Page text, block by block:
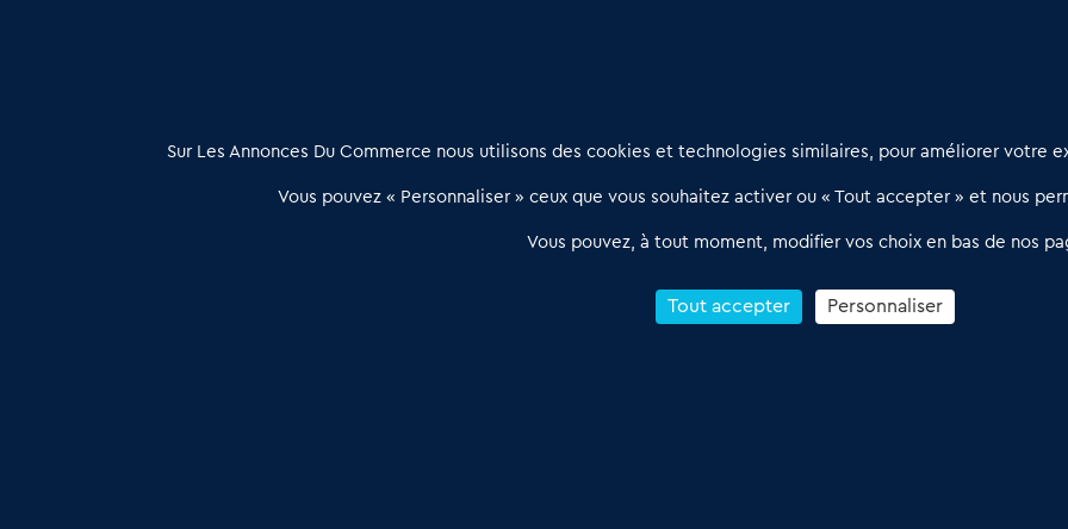
relation qualifiée conçu pour les acteurs de l’immobilier commercial
02 54 56 03 17
Contactez-nous
Notre solution
Offres Pro
Qui sommes nous ?
Sur Les Annonces Du Commerce nous utilisons des cookies et technologies similaires, pour améliorer votre
Vous pouvez « Personnaliser » ceux que vous souhaitez activer ou « Tout accepter » et nous
Vous pouvez, à tout moment, modifier vos choix en bas de nos
Tout accepter Personnaliser